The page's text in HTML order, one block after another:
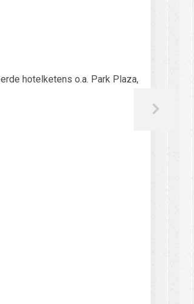
hotelketens o.a. Park Plaza,